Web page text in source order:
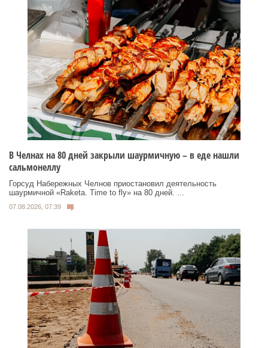
В Челнах на 80 дней закрыли шаурмичную – в еде нашли
сальмонеллу
Горсуд Набережных Челнов приостановил деятельность
шаурмичной «Raketa. Time to fly» на 80 дней. ...
07.08.2026, 07:39